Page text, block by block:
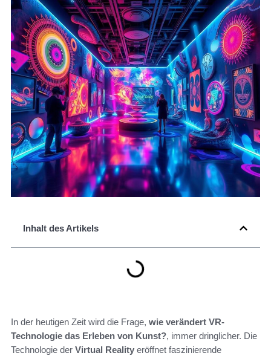
Inhalt des Artikels
In der heutigen Zeit wird die Frage, wie verändert VR-
Technologie das Erleben von Kunst?, immer dringlicher. Die
Technologie der Virtual Reality eröffnet faszinierende